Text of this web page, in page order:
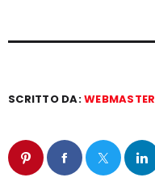
SCRITTO DA:WEBMASTER